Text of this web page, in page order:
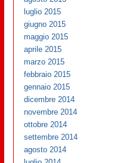
luglio 2015
giugno 2015
maggio 2015
aprile 2015
marzo 2015
febbraio 2015
gennaio 2015
dicembre 2014
novembre 2014
ottobre 2014
settembre 2014
agosto 2014